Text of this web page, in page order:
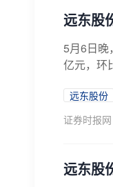
远东股
5月6日晚
亿元，环
远东股份
证券时报网
远东股